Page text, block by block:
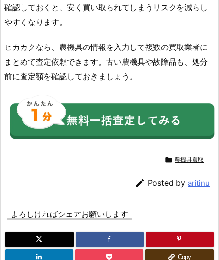
確認しておくと、安く買い取られてしまうリスクを減らし
やすくなります。
ヒカカクなら、農機具の情報を入力して複数の買取業者に
まとめて査定依頼できます。古い農機具や故障品も、処分
前に査定額を確認しておきましょう。
 農機具買取
 Posted by aritinu
よろしければシェアお願いします
Copy